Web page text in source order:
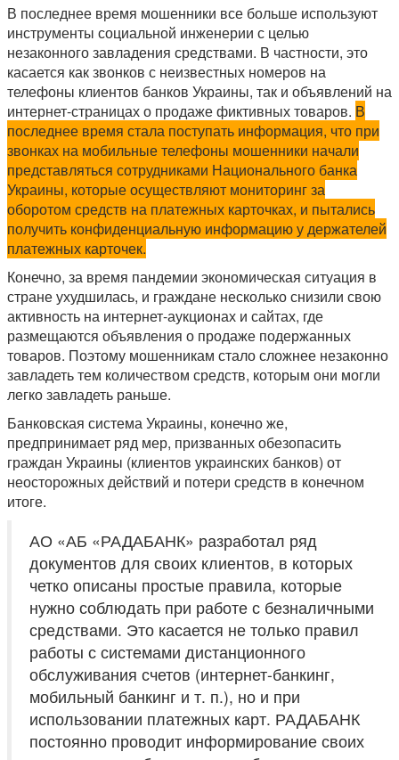
В последнее время мошенники все больше используют
инструменты социальной инженерии с целью
незаконного завладения средствами. В частности, это
касается как звонков с неизвестных номеров на
телефоны клиентов банков Украины, так и объявлений на
интернет-страницах о продаже фиктивных товаров. В
последнее время стала поступать информация, что при
звонках на мобильные телефоны мошенники начали
представляться сотрудниками Национального банка
Украины, которые осуществляют мониторинг за
оборотом средств на платежных карточках, и пытались
получить конфиденциальную информацию у держателей
платежных карточек.
Конечно, за время пандемии экономическая ситуация в
стране ухудшилась, и граждане несколько снизили свою
активность на интернет-аукционах и сайтах, где
размещаются объявления о продаже подержанных
товаров. Поэтому мошенникам стало сложнее незаконно
завладеть тем количеством средств, которым они могли
легко завладеть раньше.
Банковская система Украины, конечно же,
предпринимает ряд мер, призванных обезопасить
граждан Украины (клиентов украинских банков) от
неосторожных действий и потери средств в конечном
итоге.
АО «АБ «РАДАБАНК» разработал ряд
документов для своих клиентов, в которых
четко описаны простые правила, которые
нужно соблюдать при работе с безналичными
средствами. Это касается не только правил
работы с системами дистанционного
обслуживания счетов (интернет-банкинг,
мобильный банкинг и т. п.), но и при
использовании платежных карт. РАДАБАНК
постоянно проводит информирование своих